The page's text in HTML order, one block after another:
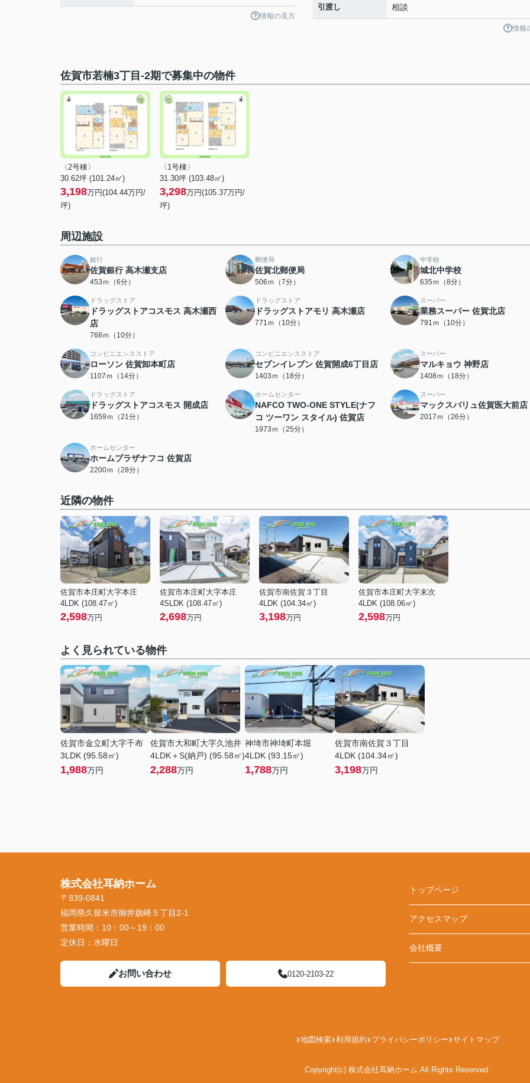
情報の見方
引渡し 相談
情報
佐賀市若楠3丁目-2期で募集中の物件
〈2号棟〉
30.62坪 (101.24㎡)
3,198万円(104.44万円/
坪)
〈1号棟〉
31.30坪 (103.48㎡)
3,298万円(105.37万円/
坪)
周辺施設
銀行
佐賀銀行 高木瀬支店
453ｍ（6分）
郵便局
佐賀北郵便局
506ｍ（7分）
中学校
城北中学校
635ｍ（8分）
ドラッグストア
ドラッグストアコスモス 高木瀬西
店
768ｍ（10分）
ドラッグストア
ドラッグストアモリ 高木瀬店
771ｍ（10分）
スーパー
業務スーパー 佐賀北店
791ｍ（10分）
コンビニエンスストア
ローソン 佐賀卸本町店
1107ｍ（14分）
コンビニエンスストア
セブンイレブン 佐賀開成6丁目店
1403ｍ（18分）
スーパー
マルキョウ 神野店
1408ｍ（18分）
ドラッグストア
ドラッグストアコスモス 開成店
1659ｍ（21分）
ホームセンター
NAFCO TWO-ONE STYLE(ナフ
コ ツーワン スタイル) 佐賀店
1973ｍ（25分）
スーパー
マックスバリュ佐賀医大前店
2017ｍ（26分）
ホームセンター
ホームプラザナフコ 佐賀店
2200ｍ（28分）
近隣の物件
佐賀市本庄町大字本庄
4LDK (108.47㎡)
2,598万円
佐賀市本庄町大字本庄
4SLDK (108.47㎡)
2,698万円
佐賀市南佐賀３丁目
4LDK (104.34㎡)
3,198万円
佐賀市本庄町大字末次
4LDK (108.06㎡)
2,598万円
よく見られている物件
佐賀市金立町大字千布
3LDK (95.58㎡)
1,988万円
佐賀市大和町大字久池井
4LDK＋S(納戸) (95.58㎡)
2,288万円
神埼市神埼町本堀
4LDK (93.15㎡)
1,788万円
佐賀市南佐賀３丁目
4LDK (104.34㎡)
3,198万円
株式会社耳納ホーム
〒839-0841
福岡県久留米市御井旗崎５丁目2-1
営業時間： 10：00～19：00
定休日： 水曜日
お問い合わせ 0120-2103-22
トップページ
アクセスマップ
会社概要
地図検索 利用規約 プライバシーポリシー サイトマップ
Copyright(c) 株式会社耳納ホーム All Rights Reserved.